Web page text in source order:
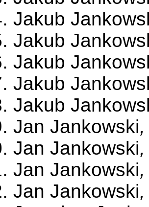
Jakub
Jakub
Jakub
Jakub
Jakub
Jan Jankowski
Jan Jankowski
Jan Jankowski
Jan Jankowski